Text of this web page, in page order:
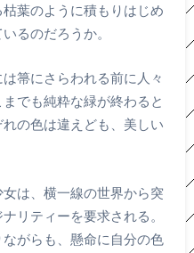
葉のように積もりはじめ
るのだろうか。
箒にさらわれる前に人々
でも純粋な緑が終わると
の色は違えども、美しい
女は、横一線の世界から突
リティーを要求される。
がらも、懸命に自分の色